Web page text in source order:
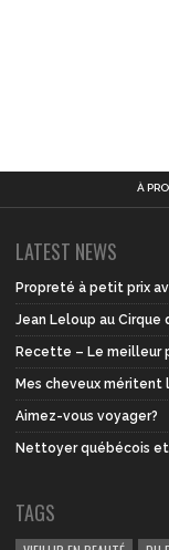
À
LATEST NEWS
Propreté à petit prix
Jean Leloup au Cirque
Recette – Le meilleur
Mes cheveux méritent
Aimez-vous voyager?
Nettoyer québécois
TAGS